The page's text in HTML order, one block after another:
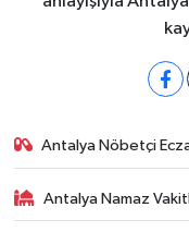
Antalya Nöbetçi
Antalya Namaz